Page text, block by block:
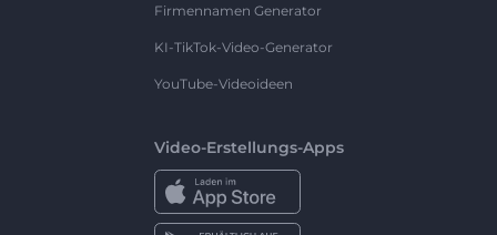
Firmennamen Generator
KI-TikTok-Video-Generator
YouTube-Videoideen
Video-Erstellungs-Apps